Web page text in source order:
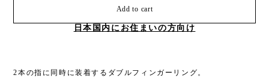
Add to cart
日本国内にお住まいの方向け
2本の指に同時に装着するダブルフィンガーリング。